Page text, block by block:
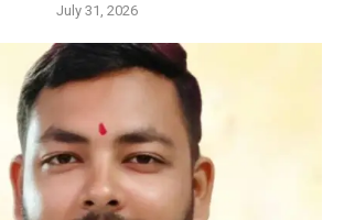
July 31, 2026